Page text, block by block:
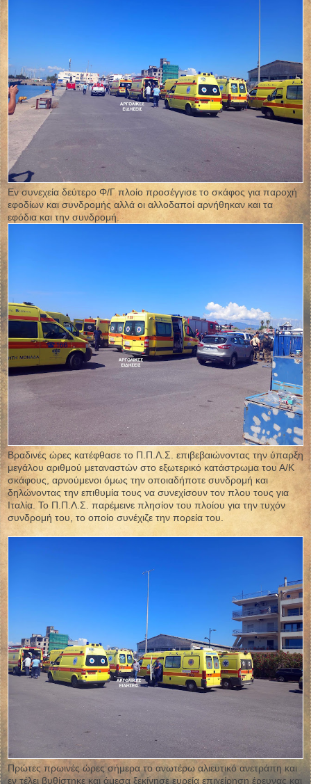
Εν συνεχεία δεύτερο Φ/Γ πλοίο προσέγγισε το σκάφος για παροχή
εφοδίων και συνδρομής αλλά οι αλλοδαποί αρνήθηκαν και τα
εφόδια και την συνδρομή.
Βραδινές ώρες κατέφθασε το Π.Π.Λ.Σ. επιβεβαιώνοντας την ύπαρξη
μεγάλου αριθμού μεταναστών στο εξωτερικό κατάστρωμα του Α/Κ
σκάφους, αρνούμενοι όμως την οποιαδήποτε συνδρομή και
δηλώνοντας την επιθυμία τους να συνεχίσουν τον πλου τους για
Ιταλία. Το Π.Π.Λ.Σ. παρέμεινε πλησίον του πλοίου για την τυχόν
συνδρομή του, το οποίο συνέχιζε την πορεία του.
Πρώτες πρωινές ώρες σήμερα το ανωτέρω αλιευτικό ανετράπη και
εν τέλει βυθίστηκε και άμεσα ξεκίνησε ευρεία επιχείρηση έρευνας και